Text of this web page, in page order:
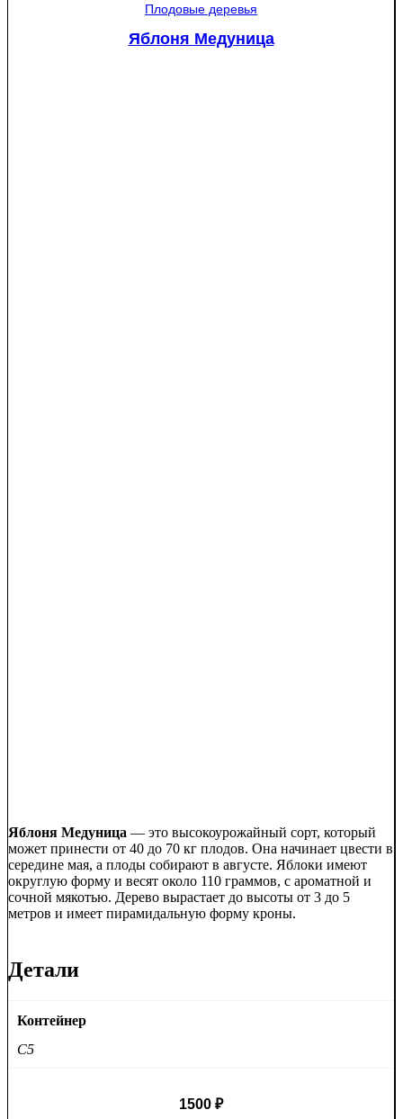
Плодовые деревья
Яблоня Медуница
Яблоня Медуница — это высокоурожайный сорт, который
может принести от 40 до 70 кг плодов. Она начинает цвести в
середине мая, а плоды собирают в августе. Яблоки имеют
округлую форму и весят около 110 граммов, с ароматной и
сочной мякотью. Дерево вырастает до высоты от 3 до 5
метров и имеет пирамидальную форму кроны.
Детали
Контейнер
C5
1500 ₽